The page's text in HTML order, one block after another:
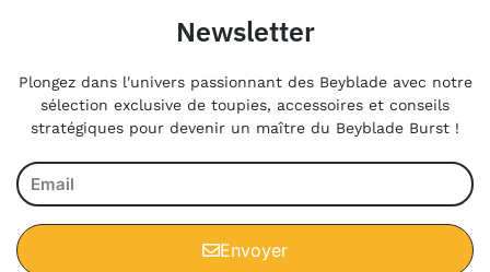
Newsletter
Plongez dans l'univers passionnant des Beyblade avec notre
sélection exclusive de toupies, accessoires et conseils
stratégiques pour devenir un maître du Beyblade Burst !
Envoyer